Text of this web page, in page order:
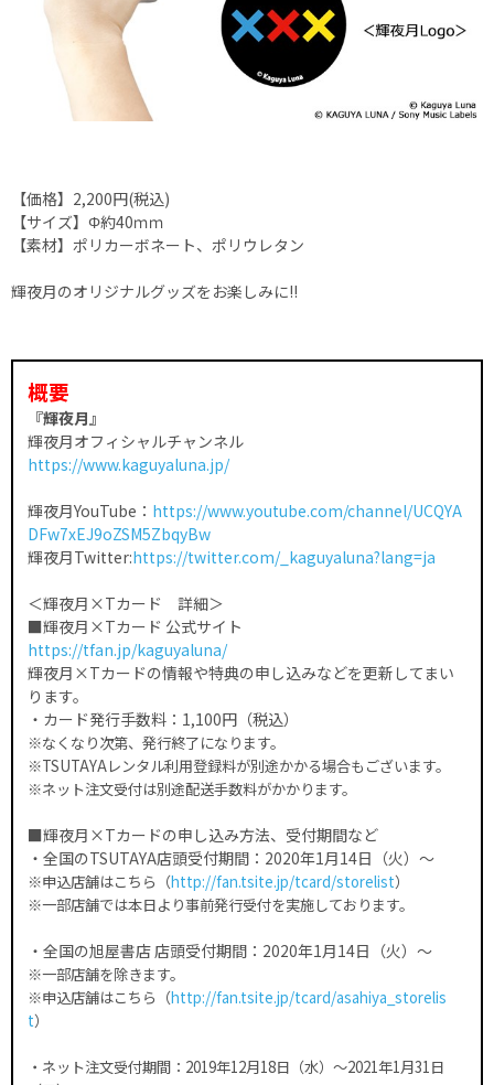
【価格】2,200円(税込)
【サイズ】Φ約40ｍｍ
【素材】ポリカーボネート、ポリウレタン
輝夜月のオリジナルグッズをお楽しみに!!
概要
『輝夜月』
輝夜月オフィシャルチャンネル
https://www.kaguyaluna.jp/
輝夜月YouTube： https://www.youtube.com/channel/UCQYA
DFw7xEJ9oZSM5ZbqyBw
輝夜月Twitter:https://twitter.com/_kaguyaluna?lang=ja
＜輝夜月×Tカード 詳細＞
■輝夜月×Tカード 公式サイト
https://tfan.jp/kaguyaluna/
輝夜月×Tカードの情報や特典の申し込みなどを更新してまい
ります。
・カード発行手数料：1,100円（税込）
※なくなり次第、発行終了になります。
※TSUTAYAレンタル利用登録料が別途かかる場合もございます。
※ネット注文受付は別途配送手数料がかかります。
■輝夜月×Tカードの申し込み方法、受付期間など
・全国のTSUTAYA店頭受付期間：2020年1月14日（火）～
※申込店舗はこちら（http://fan.tsite.jp/tcard/storelist）
※一部店舗では本日より事前発行受付を実施しております。
・全国の旭屋書店 店頭受付期間：2020年1月14日（火）～
※一部店舗を除きます。
※申込店舗はこちら（http://fan.tsite.jp/tcard/asahiya_storelis
t）
・ネット注文受付期間：2019年12月18日（水）～2021年1月31日